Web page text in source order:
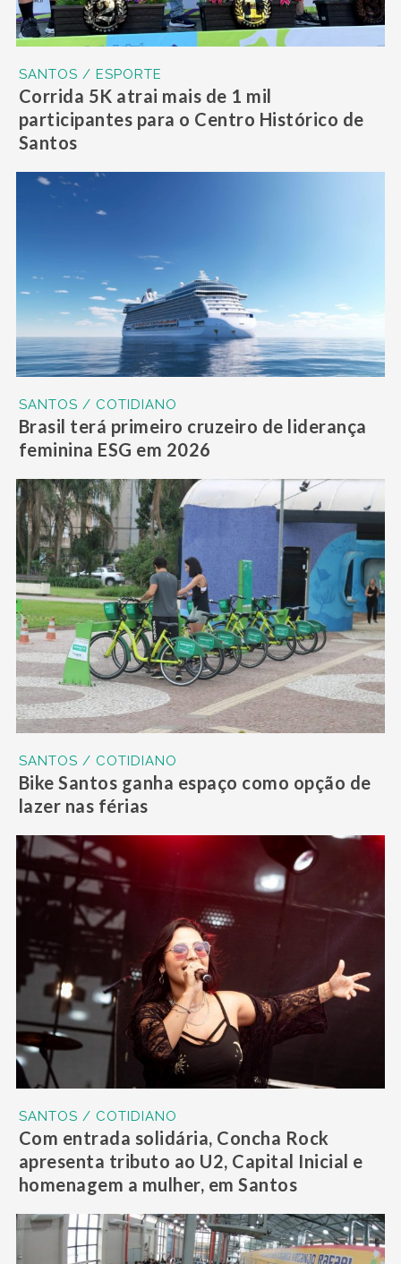
SANTOS / ESPORTE
Corrida 5K atrai mais de 1 mil
participantes para o Centro Histórico de
Santos
SANTOS / COTIDIANO
Brasil terá primeiro cruzeiro de liderança
feminina ESG em 2026
SANTOS / COTIDIANO
Bike Santos ganha espaço como opção de
lazer nas férias
SANTOS / COTIDIANO
Com entrada solidária, Concha Rock
apresenta tributo ao U2, Capital Inicial e
homenagem a mulher, em Santos